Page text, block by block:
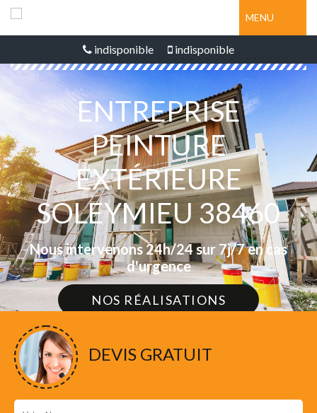
MENU
indisponible indisponible
ENTREPRISE
PEINTURE
EXTÉRIEURE
SOLEYMIEU 38460
Nous intervenons 24h/24 sur 7j/7 en cas
d'urgence
NOS RÉALISATIONS
DEVIS GRATUIT